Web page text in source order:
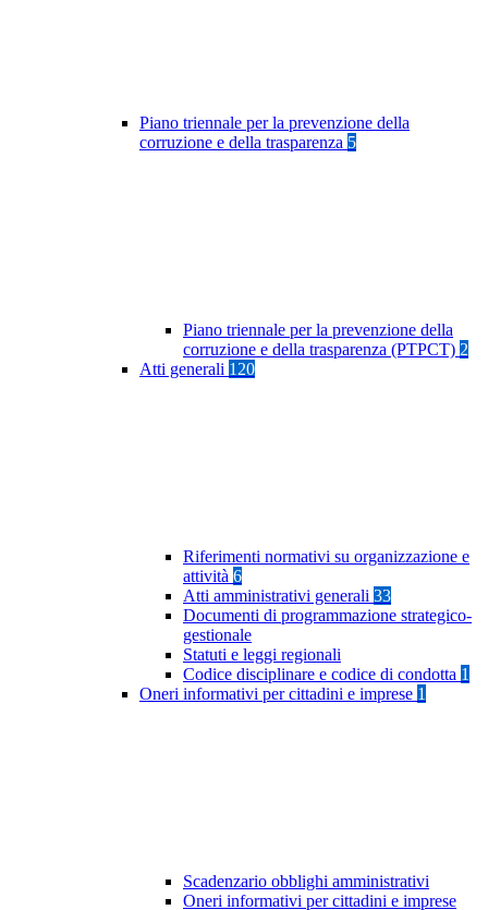
Piano triennale per la prevenzione della
corruzione e della trasparenza 5
Piano triennale per la prevenzione della
corruzione e della trasparenza (PTPCT) 2
Atti generali 120
Riferimenti normativi su organizzazione e
attività 6
Atti amministrativi generali 33
Documenti di programmazione strategico-
gestionale
Statuti e leggi regionali
Codice disciplinare e codice di condotta 1
Oneri informativi per cittadini e imprese 1
Scadenzario obblighi amministrativi
Oneri informativi per cittadini e imprese